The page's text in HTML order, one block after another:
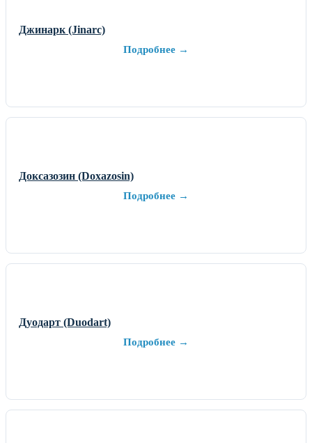
Джинарк (Jinarc)
Подробнее →
Доксазозин (Doxazosin)
Подробнее →
Дуодарт (Duodart)
Подробнее →